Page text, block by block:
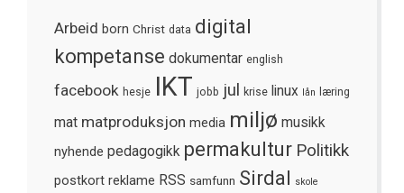
Arbeid born Christ data digital
kompetanse dokumentar english
facebook hesje IKT jobb jul krise linux lån læring
mat matproduksjon media miljø musikk
nyhende pedagogikk permakultur Politikk
postkort reklame RSS samfunn Sirdal skole